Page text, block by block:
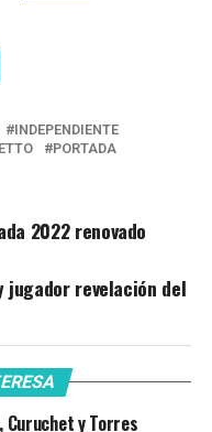
Share
INDEPENDIENTE
PORTADA
2022 renovado
jugador revelación del
y Torres